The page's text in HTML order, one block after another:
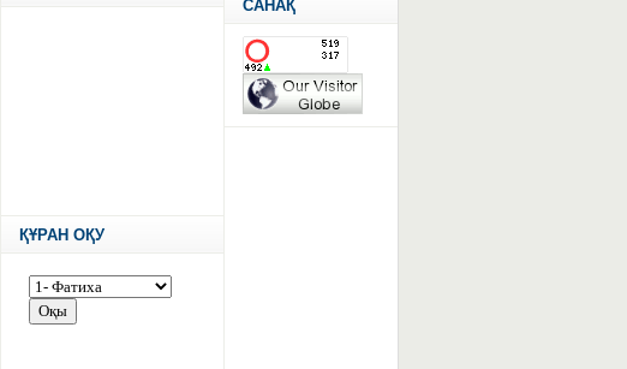
ҚҰРАН ОҚУ
САНАҚ